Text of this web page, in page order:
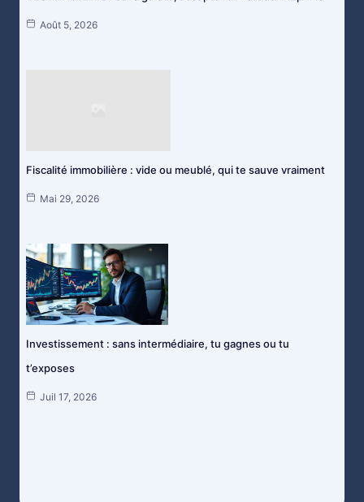
Août 5, 2026
Fiscalité immobilière : vide ou meublé, qui te sauve vraiment
Mai 29, 2026
Investissement : sans intermédiaire, tu gagnes ou tu
t’exposes
Juil 17, 2026